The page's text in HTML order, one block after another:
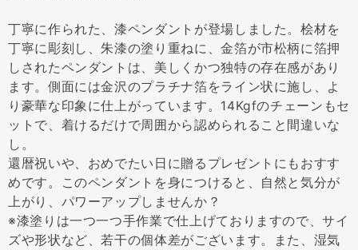
丁寧に作られた、漆ペンダントが登場しました。桧材を
丁寧に彫刻し、朱漆の塗り重ねに、金箔が市松柄に箔押
しされたペンダントは、美しくかつ独特の存在感があり
ます。側面には金沢のプラチナ箔をライン状に施し、よ
り豪華な印象に仕上がっています。14Kgfのチェーンもセ
ットで、着けるだけで周囲から認められること間違いな
し。
還暦祝いや、おめでたい日に贈るプレゼントにもおすす
めです。このペンダントを身につけると、自然と気分が
上がり、パワーアップしませんか？
※漆塗りは一つ一つ手作業で仕上げておりますので、サイ
ズや形状など、若干の個体差がございます。また、湿気